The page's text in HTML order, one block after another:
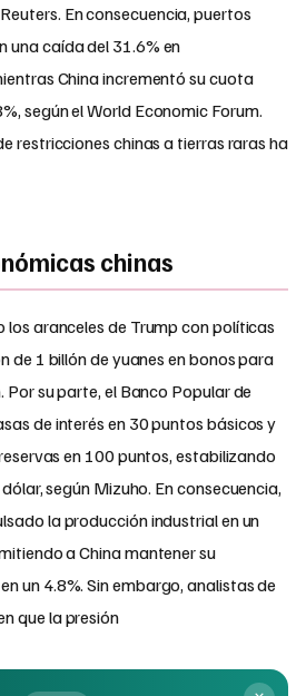
En consecuencia, puertos
una caída del 31.6% en
China incrementó su cuota
según el World Economic Forum.
restricciones chinas a tierras raras ha
chinas
aranceles de Trump con políticas
de 1 billón de yuanes en bonos para
Por su parte, el Banco Popular de
de interés en 30 puntos básicos y
en 100 puntos, estabilizando
según Mizuho. En consecuencia,
la producción industrial en un
a China mantener su
un 4.8%. Sin embargo, analistas de
que la presión